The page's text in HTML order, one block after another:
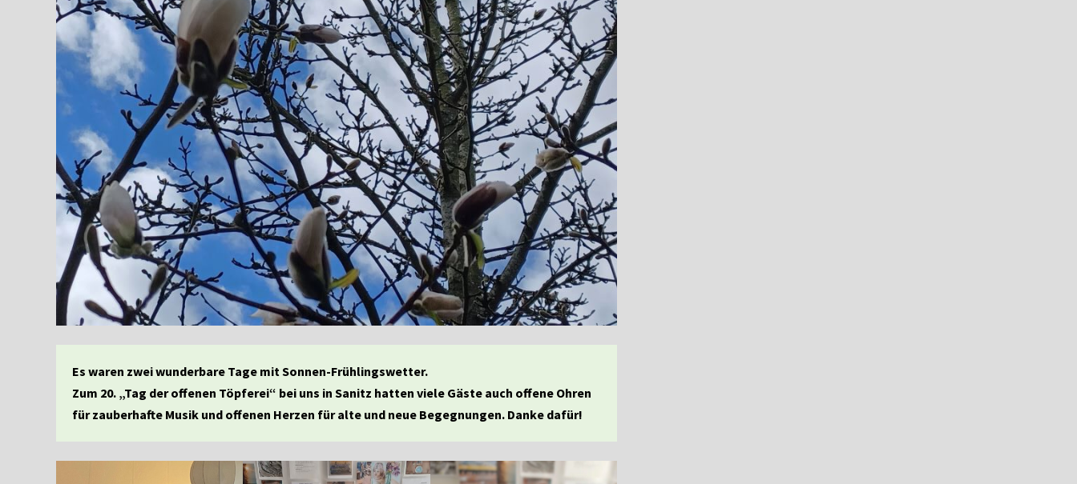
Es waren zwei wunderbare Tage mit Sonnen-Frühlingswetter.
Zum 20. „Tag der offenen Töpferei“ bei uns in Sanitz hatten viele Gäste auch offene Ohren
für zauberhafte Musik und offenen Herzen für alte und neue Begegnungen. Danke dafür!